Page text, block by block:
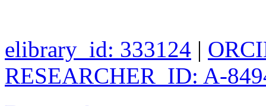
elibrary_id: 333124 |
RESEARCHER_ID: A-